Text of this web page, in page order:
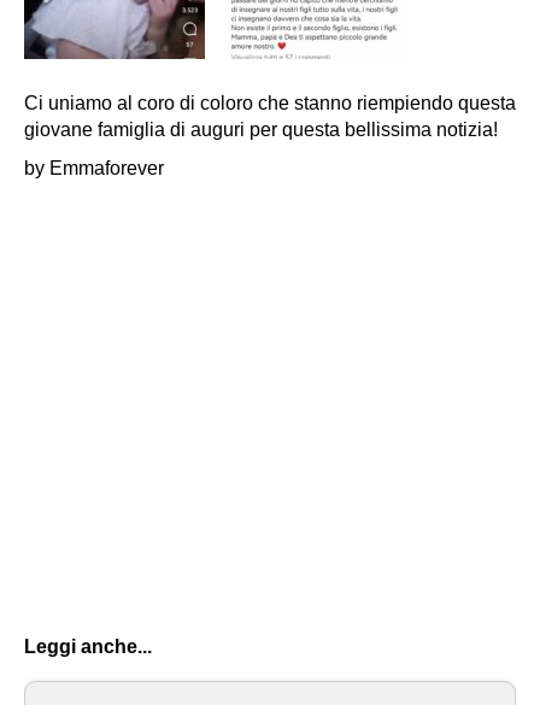
Ci uniamo al coro di coloro che stanno riempiendo questa
giovane famiglia di auguri per questa bellissima notizia!
by Emmaforever
Leggi anche...